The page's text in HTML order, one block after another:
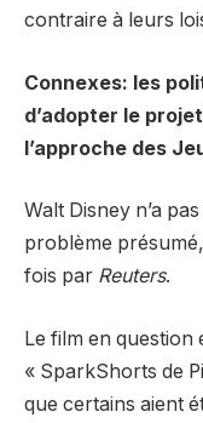
contraire à leurs
Connexes: les
d’adopter le
l’approche des
Walt Disney n’a
problème
fois par Reuters.
Le film en question
« SparkShorts de
que certains aient